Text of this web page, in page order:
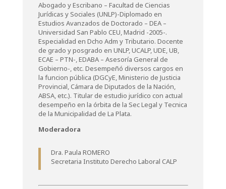
Abogado y Escribano – Facultad de Ciencias
Jurídicas y Sociales (UNLP)-Diplomado en
Estudios Avanzados de Doctorado – DEA –
Universidad San Pablo CEU, Madrid -2005-.
Especialidad en Dcho Adm y Tributario. Docente
de grado y posgrado en UNLP, UCALP, UDE, UB,
ECAE – PTN-, EDABA – Asesoría General de
Gobierno-, etc. Desempeñó diversos cargos en
la funcion pública (DGCyE, Ministerio de Justicia
Provincial, Cámara de Diputados de la Nación,
ABSA, etc.). Titular de estudio jurídico con actual
desempeño en la órbita de la Sec Legal y Tecnica
de la Municipalidad de La Plata.
Moderadora
Dra. Paula ROMERO
Secretaria Instituto Derecho Laboral CALP